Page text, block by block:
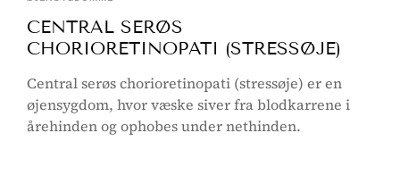
CENTRAL SERØS
CHORIORETINOPATI (STRESSØJE)
Central serøs chorioretinopati (stressøje) er en
øjensygdom, hvor væske siver fra blodkarrene i
årehinden og ophobes under nethinden.